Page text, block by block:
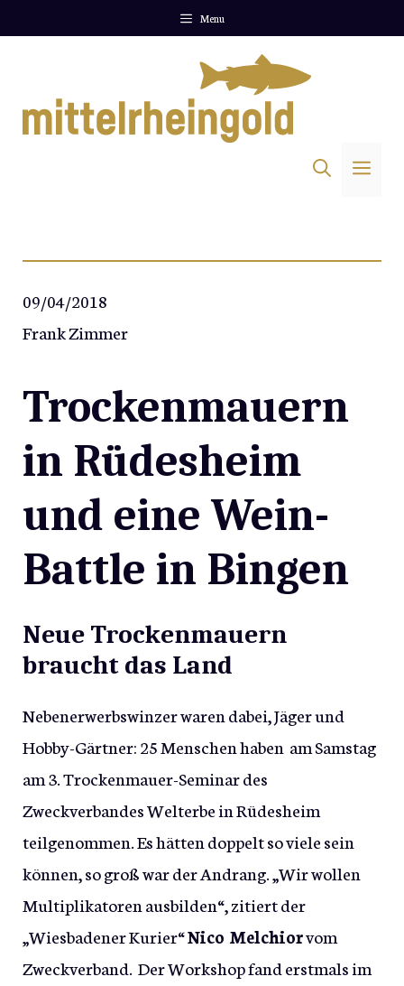
Menu
09/04/2018
Frank Zimmer
Trockenmauern
in Rüdesheim
und eine Wein-
Battle in Bingen
Neue Trockenmauern
braucht das Land
Nebenerwerbswinzer waren dabei, Jäger und
Hobby-Gärtner: 25 Menschen haben am Samstag
am 3. Trockenmauer-Seminar des
Zweckverbandes Welterbe in Rüdesheim
teilgenommen. Es hätten doppelt so viele sein
können, so groß war der Andrang. „Wir wollen
Multiplikatoren ausbilden“, zitiert der
„Wiesbadener Kurier“Nico Melchiorvom
Zweckverband. Der Workshop fand erstmals im